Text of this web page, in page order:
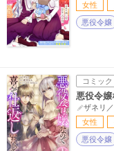
女性
悪役令嬢
コミック
悪役令
ザネリ
女性
悪役令嬢